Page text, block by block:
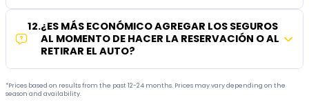
12.¿ES MÁS ECONÓMICO AGREGAR LOS SEGUROS
AL MOMENTO DE HACER LA RESERVACIÓN O AL
RETIRAR EL AUTO?
*Prices based on results from the past 12-24 months. Prices may vary depending on the
season and availability.